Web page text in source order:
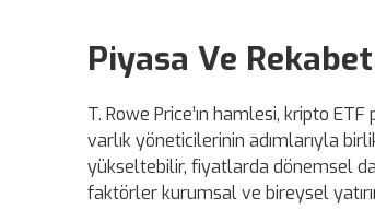
Piyasa Ve
T. Rowe Price’ın hamlesi, kripto
varlık yöneticilerinin adımlarıyla
yükseltebilir, fiyatlarda dönemsel
faktörler kurumsal ve bireysel